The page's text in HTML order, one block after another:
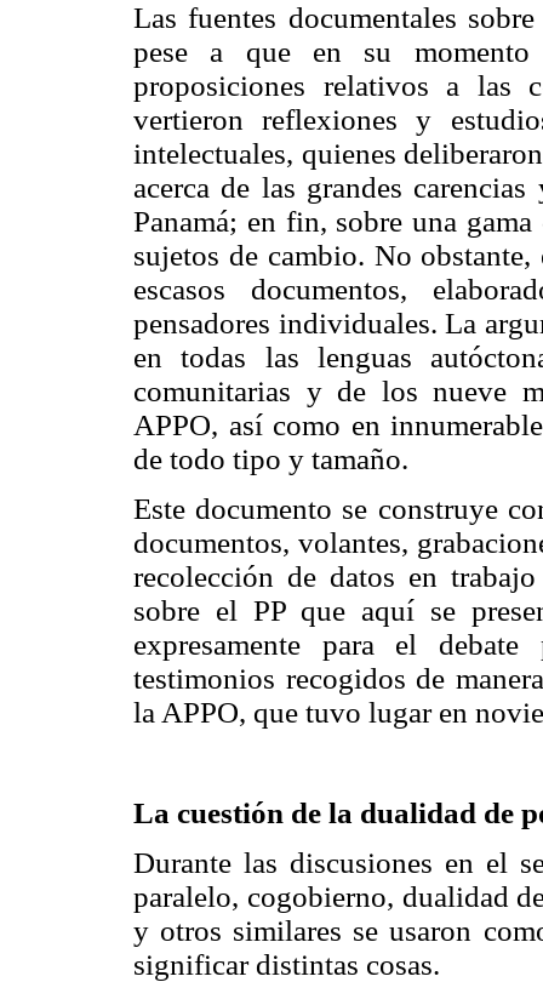
Las fuentes documentales
pese a que en su momento
proposiciones relativos a las
vertieron reflexiones y
intelectuales, quienes
acerca de las grandes
Panamá; en fin, sobre una
sujetos de cambio. No
escasos documentos,
pensadores individuales. La
en todas las lenguas
comunitarias y de los nueve
APPO, así como en
de todo tipo y tamaño.
Este documento se construye
documentos, volantes,
recolección de datos en
sobre el PP que aquí se
expresamente para el
testimonios recogidos de
la APPO, que tuvo lugar en
La cuestión de la dualidad de
Durante las discusiones en el
paralelo, cogobierno, dualidad
y otros similares se usaron
significar distintas cosas.